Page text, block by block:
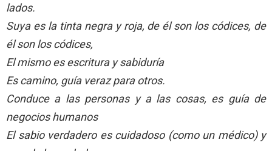
lados.
Suya es la tinta negra y roja, de él son los códices, de
él son los códices,
El mismo es escritura y sabiduría
Es camino, guía veraz para otros.
Conduce a las personas y a las cosas, es guía de
negocios humanos
El sabio verdadero es cuidadoso (como un médico) y